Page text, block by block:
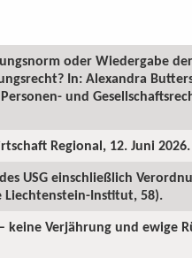
oder Wiedergabe
In: Alexandra
und
Regional, 12. Juni 2026.
USG einschließlich
Liechtenstein-Institut, 58).
keine Verjährung und ewige